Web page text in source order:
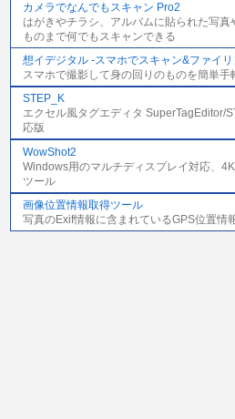
カメラでなんでもスキャン Pro2
はがきやチラシ、アルバムに貼られた写
ものまで何でもスキャンできる
想イデジタル -スマホでスキャン&ファイ
スマホで撮影して身の回りのものを簡単手
STEP_K
エクセル風タグエディタ SuperTagEditor/
応版
WowShot2
Windows用のマルチディスプレイ対応、
ツール
画像位置情報取得ツール
写真のExif情報に含まれているGPS位置情